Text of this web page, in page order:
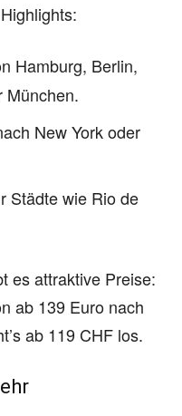
Hamburg, Berlin,
München.
New York oder
Städte wie Rio de
es attraktive Preise:
ab 139 Euro nach
ab 119 CHF los.